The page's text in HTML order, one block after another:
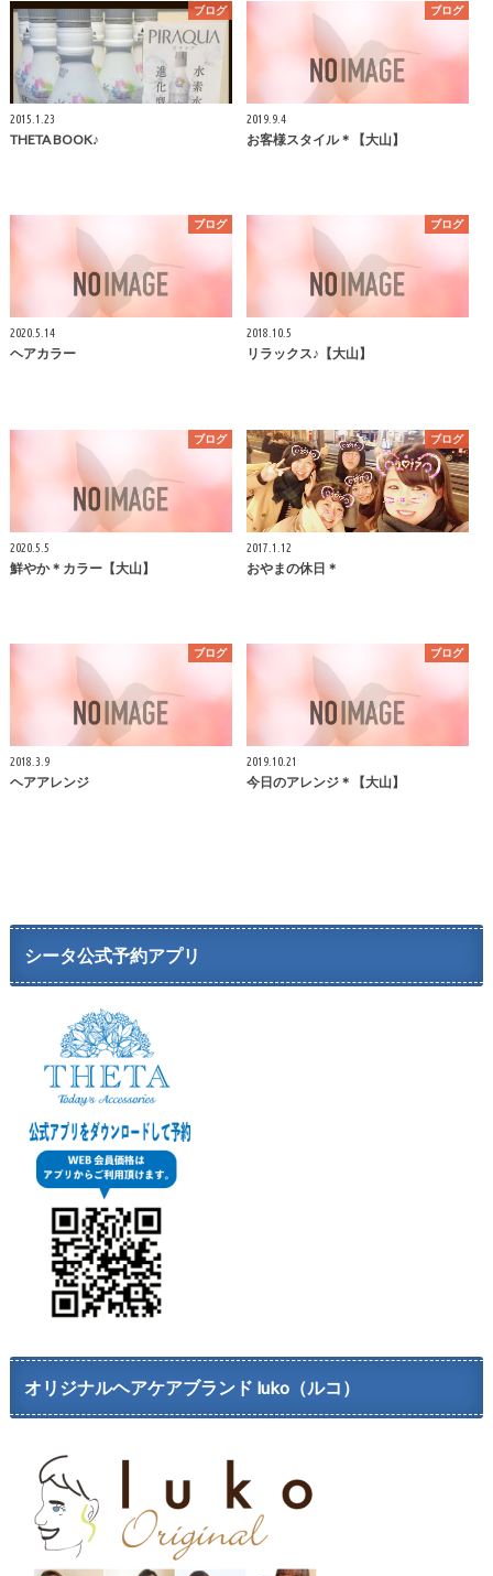
ブログ
2015.1.23
THETA BOOK♪
ブログ
2019.9.4
お客様スタイル＊【大山】
ブログ
2020.5.14
ヘアカラー
ブログ
2018.10.5
リラックス♪【大山】
ブログ
2020.5.5
鮮やか＊カラー【大山】
ブログ
2017.1.12
おやまの休日＊
ブログ
2018.3.9
ヘアアレンジ
ブログ
2019.10.21
今日のアレンジ＊【大山】
シータ公式予約アプリ
オリジナルヘアケアブランド luko（ルコ）